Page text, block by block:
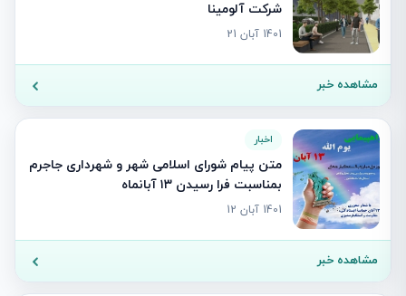
شرکت آلومینا
1401 آبان 21
مشاهده خبر
اخبار
متن پیام شورای اسلامی شهر و شهرداری جاجرم
بمناسبت فرا رسیدن ۱۳ آبانماه
1401 آبان 12
مشاهده خبر